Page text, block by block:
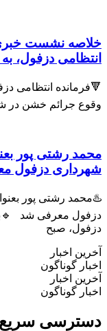
خلاصه نشست خبری
انتظامی دزفول،
وقوع جرائم خشن در
محمد رشتی پور
شهرداری دزفول
♨️محمد رشتی پور
دزفول معرفی شد
دزفول، صبح
آخرین اخبار
اخبار گوناگون
آخرین اخبار
اخبار گوناگون
دسترسی سریع